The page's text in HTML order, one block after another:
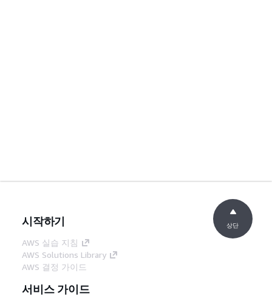
시작하기
AWS 실습 지침
AWS Solutions Library
AWS 결정 가이드
서비스 가이드
상단